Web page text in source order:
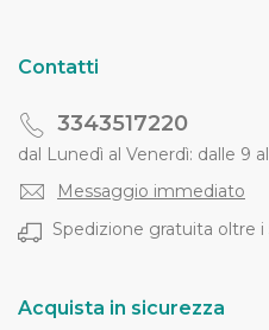
Contatti
3343517220
dal Lunedì al Venerdì: dalle 9
Messaggio immediato
Spedizione gratuita oltre
Acquista in sicurezza